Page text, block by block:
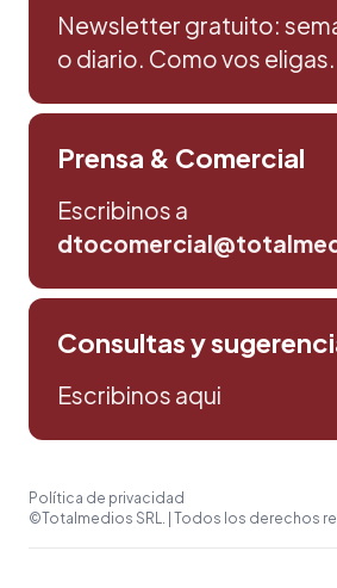
Newsletter gratuito:
o diario. Como vos eligas.
Prensa & Comercial
Escribinos a
Consultas y
Escribinos aqui
Política de privacidad
©Totalmedios SRL. | Todos los derechos